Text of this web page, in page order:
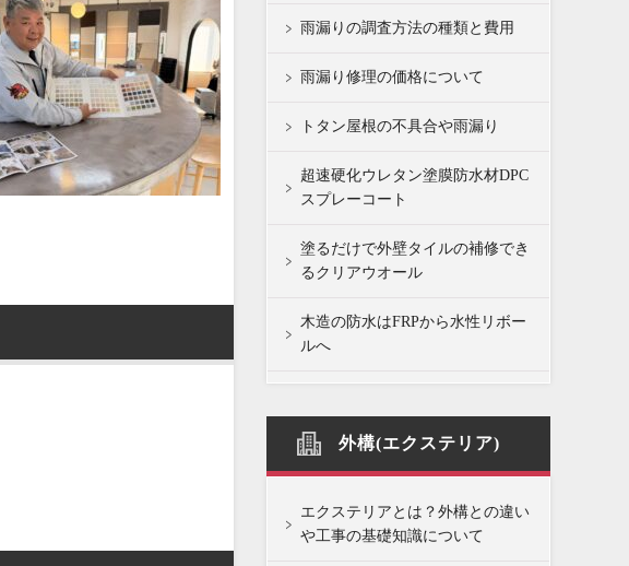
雨漏りの調査方法の種類と費用
雨漏り修理の価格について
トタン屋根の不具合や雨漏り
超速硬化ウレタン塗膜防水材DPC
スプレーコート
塗るだけで外壁タイルの補修でき
るクリアウオール
木造の防水はFRPから水性リボー
ルへ
外構(エクステリア)
エクステリアとは？外構との違い
や工事の基礎知識について